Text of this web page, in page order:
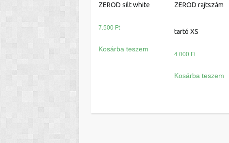
ZEROD silt white
7.500 Ft
Kosárba teszem
ZEROD rajtszám
tartó XS
4.000 Ft
Kosárba teszem